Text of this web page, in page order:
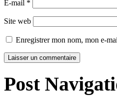
E-mail *
Site web
Enregistrer mon nom, mon e-
Post